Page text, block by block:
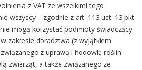
z VAT ze wszelkimi tego
wszyscy – zgodnie z art. 113 ust. 13 pkt
mogą korzystać podmioty świadczący
zakresie doradztwa (z wyjątkiem
z uprawą i hodowlą roślin
zwierząt, a także związanego ze